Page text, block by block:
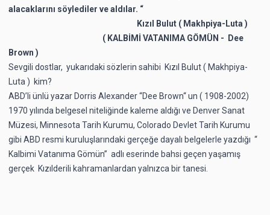
alacaklarını söylediler ve aldılar. “
Kızıl Bulut ( Makhpiya-Luta )
( KALBİMİ VATANIMA GÖMÜN - Dee
Brown )
Sevgili dostlar, yukarıdaki sözlerin sahibi Kızıl Bulut ( Makhpiya-
Luta ) kim?
ABD’li ünlü yazar Dorris Alexander “Dee Brown“ un ( 1908-2002)
1970 yılında belgesel niteliğinde kaleme aldığı ve Denver Sanat
Müzesi, Minnesota Tarih Kurumu, Colorado Devlet Tarih Kurumu
gibi ABD resmi kuruluşlarındaki gerçeğe dayalı belgelerle yazdığı “
Kalbimi Vatanıma Gömün” adlı eserinde bahsi geçen yaşamış
gerçek Kızılderili kahramanlardan yalnızca bir tanesi.